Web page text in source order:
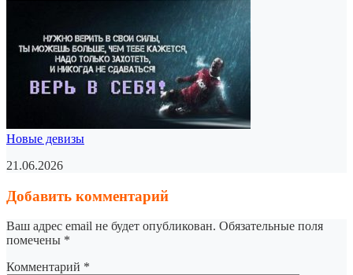
Новые девизы
21.06.2026
Добавить комментарий
Ваш адрес email не будет опубликован. Обязательные поля
помечены *
Комментарий *